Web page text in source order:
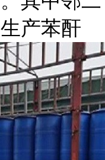
产苯酐